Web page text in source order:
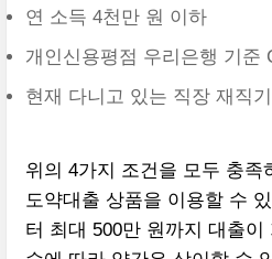
연 소득 4천만 원 이하
개인신용평점 우리은행 기준
현재 다니고 있는 직장 재직
위의 4가지 조건을 모두 충족
도약대출 상품을 이용할 수
터 최대 500만 원까지 대출